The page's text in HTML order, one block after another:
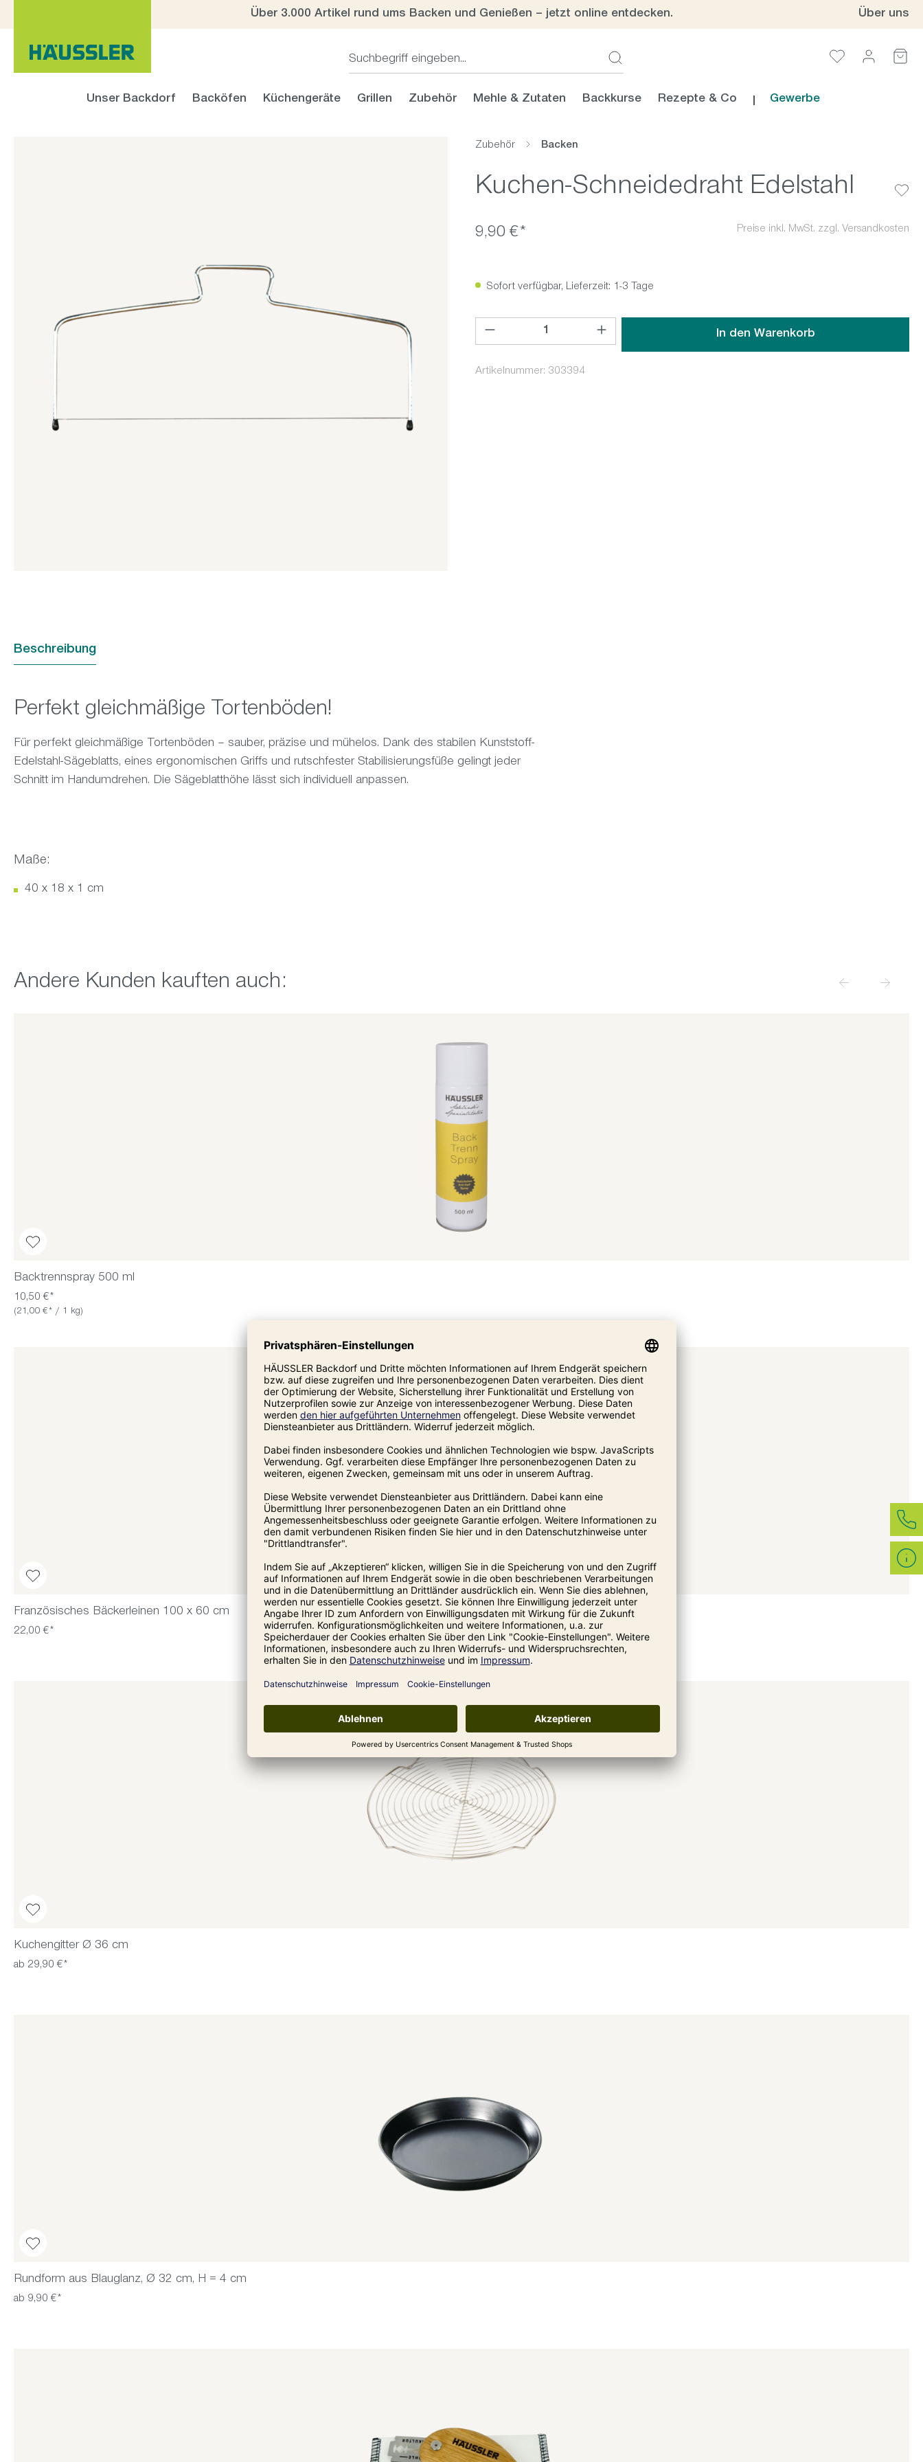
Über 3.000 Artikel rund ums Backen und Genießen – jetzt online entdecken. Über uns
Unser Backdorf Backöfen Küchengeräte Grillen Zubehör Mehle & Zutaten Backkurse Rezepte & Co Gewerbe
Zubehör Backen
Kuchen-Schneidedraht Edelstahl
9,90 €* Preise inkl. MwSt. zzgl. Versandkosten
Sofort verfügbar, Lieferzeit: 1-3 Tage
Produkt Anzahl: Gib den gewünschten Wert ein oder benutze die Schaltflächen um die
In den Warenkorb
Artikelnummer: 303394
Beschreibung
Perfekt gleichmäßige Tortenböden!
Für perfekt gleichmäßige Tortenböden – sauber, präzise und mühelos. Dank des stabilen Kunststoff-
Edelstahl-Sägeblatts, eines ergonomischen Griffs und rutschfester Stabilisierungsfüße gelingt jeder
Schnitt im Handumdrehen. Die Sägeblatthöhe lässt sich individuell anpassen.
Maße:
40 x 18 x 1 cm
Produktgalerie überspringen
Andere Kunden kauften auch:
Backtrennspray 500 ml
10,50 €*
(21,00 €* / 1 kg)
Französisches Bäckerleinen 100 x 60 cm
22,00 €*
Kuchengitter Ø 36 cm
ab 29,90 €*
Rundform aus Blauglanz, Ø 32 cm, H = 4 cm
ab 9,90 €*